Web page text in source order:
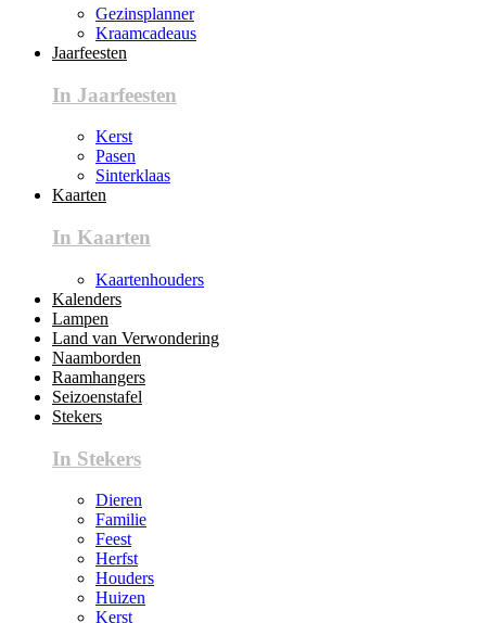
Gezinsplanner
Kraamcadeaus
Jaarfeesten
In Jaarfeesten
Kerst
Pasen
Sinterklaas
Kaarten
In Kaarten
Kaartenhouders
Kalenders
Lampen
Land van Verwondering
Naamborden
Raamhangers
Seizoenstafel
Stekers
In Stekers
Dieren
Familie
Feest
Herfst
Houders
Huizen
Kerst